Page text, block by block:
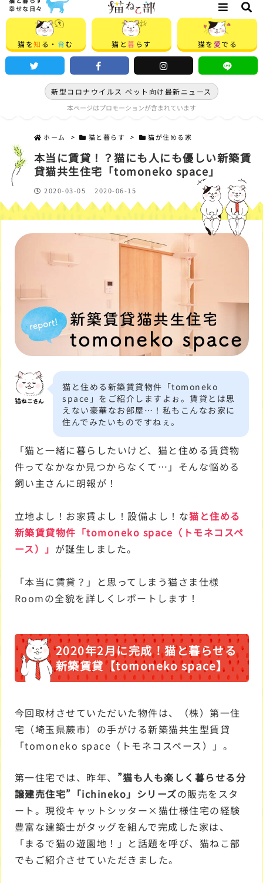
幸せな日々
猫を知 る・ 育む 猫と暮 らす 猫を 愛でる
新型コロナウイルス ペット向け最新ニュース
本ページはプロモーションが含まれています
ホーム > 猫と暮らす > 猫が住める家
本当に賃貸！？猫にも人にも優しい新築賃
貸猫共生住宅「tomoneko space」
2020-03-05 2020-06-15
猫と住める新築賃貸物件「tomoneko
space」をご紹介しますよぉ。賃貸とは思
えない豪華なお部屋…！私もこんなお家に
住んでみたいものですねぇ。
「猫と一緒に暮らしたいけど、猫と住める賃貸物
件ってなかなか見つからなくて…」そんな悩める
飼い主さんに朗報が！
立地よし！お家賃よし！設備よし！な猫と住める
新築賃貸物件「tomoneko space（トモネコスペ
ース）」 が誕生しました。
「本当に賃貸？」と思ってしまう猫さま仕様
Roomの全貌を詳しくレポートします！
2020年2月に完成！猫と暮らせる
新築賃貸【tomoneko space】
今回取材させていただいた物件は、（株）第一住
宅（埼玉県蕨市）の手がける新築猫共生型賃貸
「tomoneko space（トモネコスペース）」。
第一住宅では、昨年、 ”猫も人も楽しく暮らせる分
譲建売住宅”「ichineko」シリーズの販売をスタ
ート。現役キャットシッター×猫仕様住宅の経験
豊富な建築士がタッグを組んで完成した家は、
「まるで猫の遊園地！」と話題を呼び、猫ねこ部
でもご紹介させていただきました。